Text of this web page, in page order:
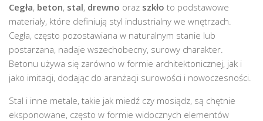
Cegła, beton, stal, drewno oraz szkło to podstawowe
materiały, które definiują styl industrialny we wnętrzach.
Cegła, często pozostawiana w naturalnym stanie lub
postarzana, nadaje wszechobecny, surowy charakter.
Betonu używa się zarówno w formie architektonicznej, jak i
jako imitacji, dodając do aranżacji surowości i nowoczesności.
Stal i inne metale, takie jak miedź czy mosiądz, są chętnie
eksponowane, często w formie widocznych elementów